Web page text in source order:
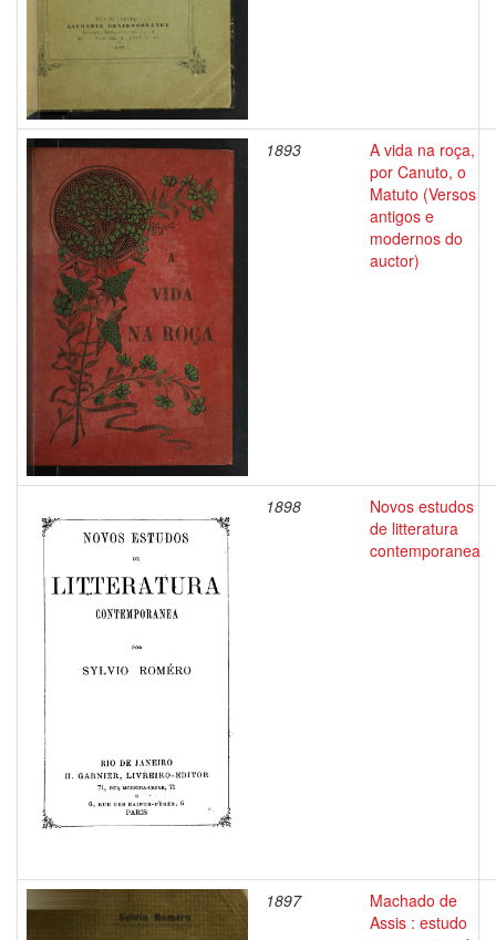
1893
A vida na roça,
por Canuto, o
Matuto (Versos
antigos e
modernos do
auctor)
1898
Novos estudos
de litteratura
contemporanea
1897
Machado de
Assis : estudo